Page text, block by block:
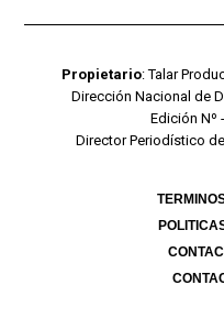
Propietario: Talar
Dirección Nacional de
Edición Nº
Director Periodístico